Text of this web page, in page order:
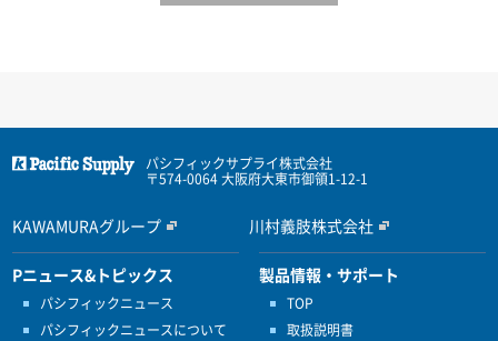
パシフィックサプライ株式会社
〒574-0064 大阪府大東市御領1-12-1
KAWAMURAグループ 川村義肢株式会社
Pニュース&トピックス
パシフィックニュース
パシフィックニュースについて
製品情報・サポート
TOP
取扱説明書